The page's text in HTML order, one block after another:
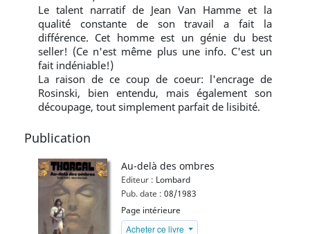
Le talent narratif de Jean Van Hamme et la
qualité constante de son travail a fait la
différence. Cet homme est un génie du best
seller! (Ce n'est même plus une info. C'est un
fait indéniable!)
La raison de ce coup de coeur: l'encrage de
Rosinski, bien entendu, mais également son
découpage, tout simplement parfait de lisibité.
Publication
Au-delà des ombres
Editeur : Lombard
Pub. date : 08/1983
Page intérieure
Acheter ce livre